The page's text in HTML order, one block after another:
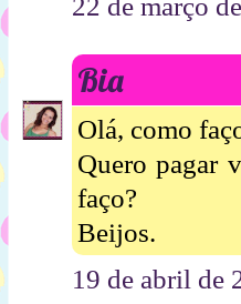
Bia
Olá, como
Quero pagar
faço?
Beijos.
19 de abril de